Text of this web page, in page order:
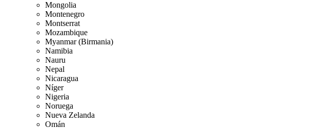
Mongolia
Montenegro
Montserrat
Mozambique
Myanmar (Birmania)
Namibia
Nauru
Nepal
Nicaragua
Níger
Nigeria
Noruega
Nueva Zelanda
Omán